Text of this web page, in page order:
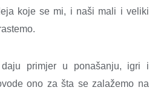
koje se mi, i naši mali i veliki
daju primjer u ponašanju, igri i
ono za šta se zalažemo na